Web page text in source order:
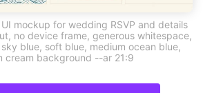
mockup for wedding RSVP and details
no device frame, generous whitespace,
blue, soft blue, medium ocean blue,
cream background --ar 21:9